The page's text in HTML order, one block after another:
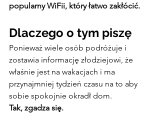
popularny WiFii, który łatwo zakłócić.
Dlaczego o tym piszę
Ponieważ wiele osób podróżuje i
zostawia informację złodziejowi, że
właśnie jest na wakacjach i ma
przynajmniej tydzień czasu na to aby
sobie spokojnie okradł dom.
Tak, zgadza się.